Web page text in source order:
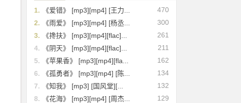
470
1.
《爱错》 [mp3][mp4] [王力...
300
2.
《雨爱》 [mp3][mp4] [杨丞...
261
3.
《搀扶》 [mp3][mp4][flac]...
211
4.
《阴天》 [mp3][mp4][flac]...
162
5.
《苹果香》 [mp3][mp4][fla...
134
6.
《孤勇者》 [mp3][mp4] [陈...
132
7.
《知我》 [mp3] [国风堂][...
129
8.
《花海》 [mp3][mp4] [周杰...